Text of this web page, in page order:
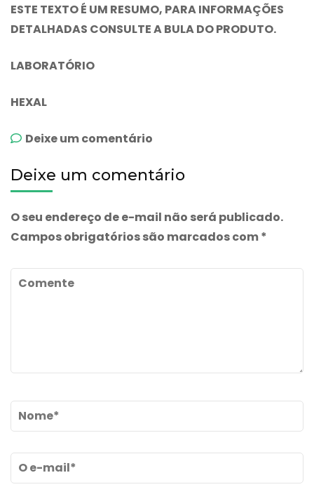
ESTE TEXTO É UM RESUMO, PARA INFORMAÇÕES
DETALHADAS CONSULTE A BULA DO PRODUTO.
LABORATÓRIO
HEXAL
Deixe um comentário
Deixe um comentário
O seu endereço de e-mail não será publicado.
Campos obrigatórios são marcados com*
Comente
Name*
Email*